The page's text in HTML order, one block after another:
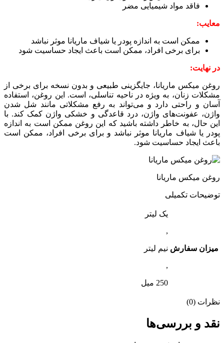
فاقد مواد شیمیایی مضر
معایب:
ممکن است به اندازه پودر یا شیاف ماریانا موثر نباشد
برای برخی افراد، ممکن است باعث ایجاد حساسیت شود
در نهایت:
روغن میکس ماریانا، جایگزینی طبیعی و بدون نسخه برای برخی از
مشکلات زنان، به ویژه در ناحیه تناسلی، است. این روغن، استفاده
آسان و راحتی دارد و می‌تواند به رفع مشکلاتی مانند شل شدن
واژن، عفونت‌های واژن، درد قاعدگی و خشکی واژن کمک کند. با
این حال، به خاطر داشته باشید که این روغن ممکن است به اندازه
پودر یا شیاف ماریانا موثر نباشد و برای برخی افراد، ممکن است
باعث ایجاد حساسیت شود.
روغن میکس ماریانا
توضیحات تکمیلی
میزان سفارش
یک لیتر
,
نیم لیتر
,
250 میل
نظرات (0)
نقد و بررسی‌ها